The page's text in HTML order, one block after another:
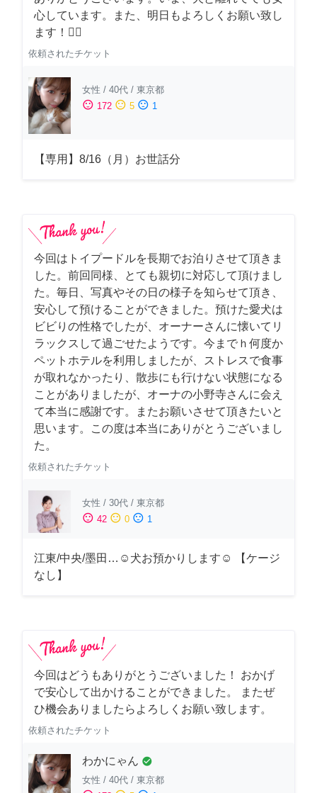
心しています。また、明日もよろしくお願い致し
ます！🙇‍♂️
依頼されたチケット
女性 / 40代 / 東京都
sentiment_satisfied 172 sentiment_neutral 5 sentiment_dissatisfied 1
【専用】8/16（月）お世話分
今回はトイプードルを長期でお泊りさせて頂きま
した。前回同様、とても親切に対応して頂けまし
た。毎日、写真やその日の様子を知らせて頂き、
安心して預けることができました。預けた愛犬は
ビビりの性格でしたが、オーナーさんに懐いてリ
ラックスして過ごせたようです。今までｈ何度か
ペットホテルを利用しましたが、ストレスで食事
が取れなかったり、散歩にも行けない状態になる
ことがありましたが、オーナの小野寺さんに会え
て本当に感謝です。またお願いさせて頂きたいと
思います。この度は本当にありがとうございまし
た。
依頼されたチケット
女性 / 30代 / 東京都
sentiment_satisfied 42 sentiment_neutral 0 sentiment_dissatisfied 1
江東/中央/墨田…☺︎犬お預かりします☺︎ 【ケージ
なし】
今回はどうもありがとうございました！ おかげ
で安心して出かけることができました。 またぜ
ひ機会ありましたらよろしくお願い致します。
依頼されたチケット
わかにゃん check_circle
女性 / 40代 / 東京都